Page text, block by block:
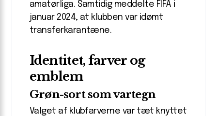
amatørliga. Samtidig meddelte FIFA i
januar 2024, at klubben var idømt
transferkarantæne.
Identitet, farver og
emblem
Grøn-sort som vartegn
Valget af klubfarverne var tæt knyttet